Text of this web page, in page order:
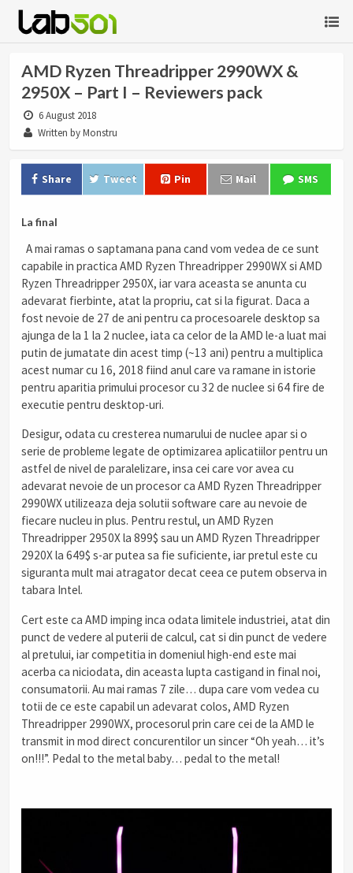
AMD Ryzen Threadripper 2990WX &
2950X – Part I – Reviewers pack
6 August 2018
Written by Monstru
Share Tweet Pin Mail SMS
La final
A mai ramas o saptamana pana cand vom vedea de ce sunt
capabile in practica AMD Ryzen Threadripper 2990WX si AMD
Ryzen Threadripper 2950X, iar vara aceasta se anunta cu
adevarat fierbinte, atat la propriu, cat si la figurat. Daca a
fost nevoie de 27 de ani pentru ca procesoarele desktop sa
ajunga de la 1 la 2 nuclee, iata ca celor de la AMD le-a luat mai
putin de jumatate din acest timp (~13 ani) pentru a multiplica
acest numar cu 16, 2018 fiind anul care va ramane in istorie
pentru aparitia primului procesor cu 32 de nuclee si 64 fire de
executie pentru desktop-uri.
Desigur, odata cu cresterea numarului de nuclee apar si o
serie de probleme legate de optimizarea aplicatiilor pentru un
astfel de nivel de paralelizare, insa cei care vor avea cu
adevarat nevoie de un procesor ca AMD Ryzen Threadripper
2990WX utilizeaza deja solutii software care au nevoie de
fiecare nucleu in plus. Pentru restul, un AMD Ryzen
Threadripper 2950X la 899$ sau un AMD Ryzen Threadripper
2920X la 649$ s-ar putea sa fie suficiente, iar pretul este cu
siguranta mult mai atragator decat ceea ce putem observa in
tabara Intel.
Cert este ca AMD imping inca odata limitele industriei, atat din
punct de vedere al puterii de calcul, cat si din punct de vedere
al pretului, iar competitia in domeniul high-end este mai
acerba ca niciodata, din aceasta lupta castigand in final noi,
consumatorii. Au mai ramas 7 zile… dupa care vom vedea cu
totii de ce este capabil un adevarat colos, AMD Ryzen
Threadripper 2990WX, procesorul prin care cei de la AMD le
transmit in mod direct concurentilor un sincer “Oh yeah… it’s
on!!!”. Pedal to the metal baby… pedal to the metal!